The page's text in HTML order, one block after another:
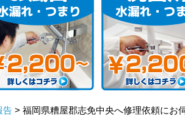
告 > 福岡県糟屋郡志免中央へ修理依頼にお